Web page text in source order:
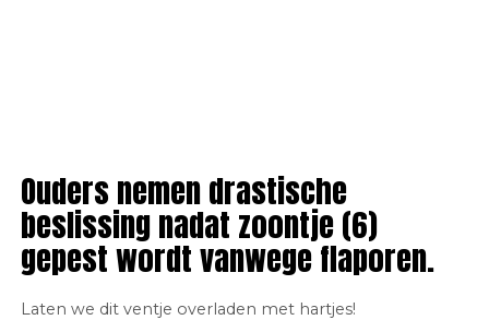
Ouders nemen drastische
beslissing nadat zoontje (6)
gepest wordt vanwege flaporen.
Laten we dit ventje overladen met hartjes!